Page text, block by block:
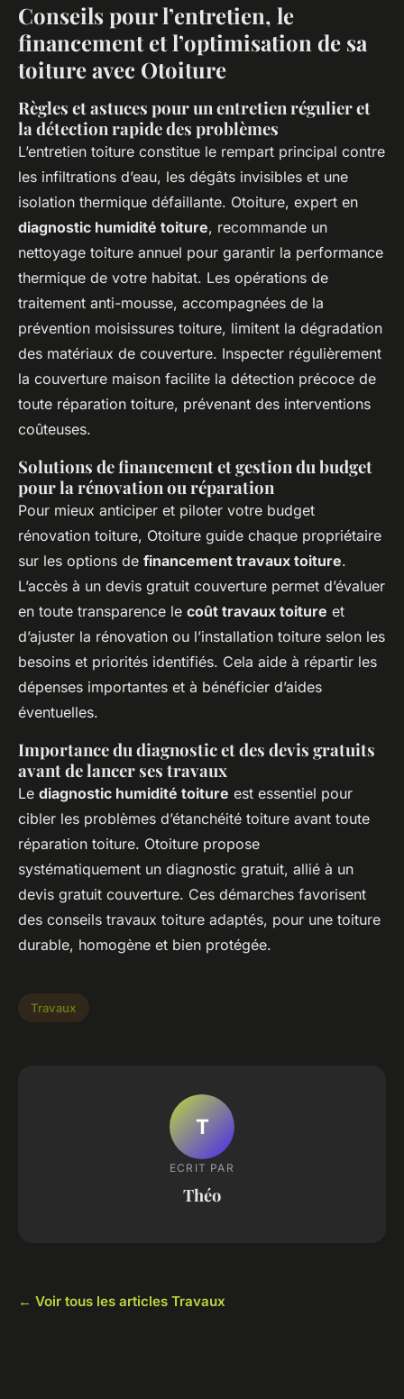
Conseils pour l’entretien, le
financement et l’optimisation de sa
toiture avec Otoiture
Règles et astuces pour un entretien régulier et
la détection rapide des problèmes
L’entretien toiture constitue le rempart principal contre
les infiltrations d’eau, les dégâts invisibles et une
isolation thermique défaillante. Otoiture, expert en
diagnostic humidité toiture, recommande un
nettoyage toiture annuel pour garantir la performance
thermique de votre habitat. Les opérations de
traitement anti-mousse, accompagnées de la
prévention moisissures toiture, limitent la dégradation
des matériaux de couverture. Inspecter régulièrement
la couverture maison facilite la détection précoce de
toute réparation toiture, prévenant des interventions
coûteuses.
Solutions de financement et gestion du budget
pour la rénovation ou réparation
Pour mieux anticiper et piloter votre budget
rénovation toiture, Otoiture guide chaque propriétaire
sur les options de financement travaux toiture.
L’accès à un devis gratuit couverture permet d’évaluer
en toute transparence le coût travaux toiture et
d’ajuster la rénovation ou l’installation toiture selon les
besoins et priorités identifiés. Cela aide à répartir les
dépenses importantes et à bénéficier d’aides
éventuelles.
Importance du diagnostic et des devis gratuits
avant de lancer ses travaux
Le diagnostic humidité toiture est essentiel pour
cibler les problèmes d’étanchéité toiture avant toute
réparation toiture. Otoiture propose
systématiquement un diagnostic gratuit, allié à un
devis gratuit couverture. Ces démarches favorisent
des conseils travaux toiture adaptés, pour une toiture
durable, homogène et bien protégée.
Travaux
T
ECRIT PAR
Théo
← Voir tous les articles Travaux